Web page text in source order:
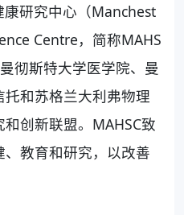
研究中心（Manchest
Centre，简称MAHS
彻斯特大学医学院、曼
和苏格兰大利弗物理
创新联盟。MAHSC致
教育和研究，以改善